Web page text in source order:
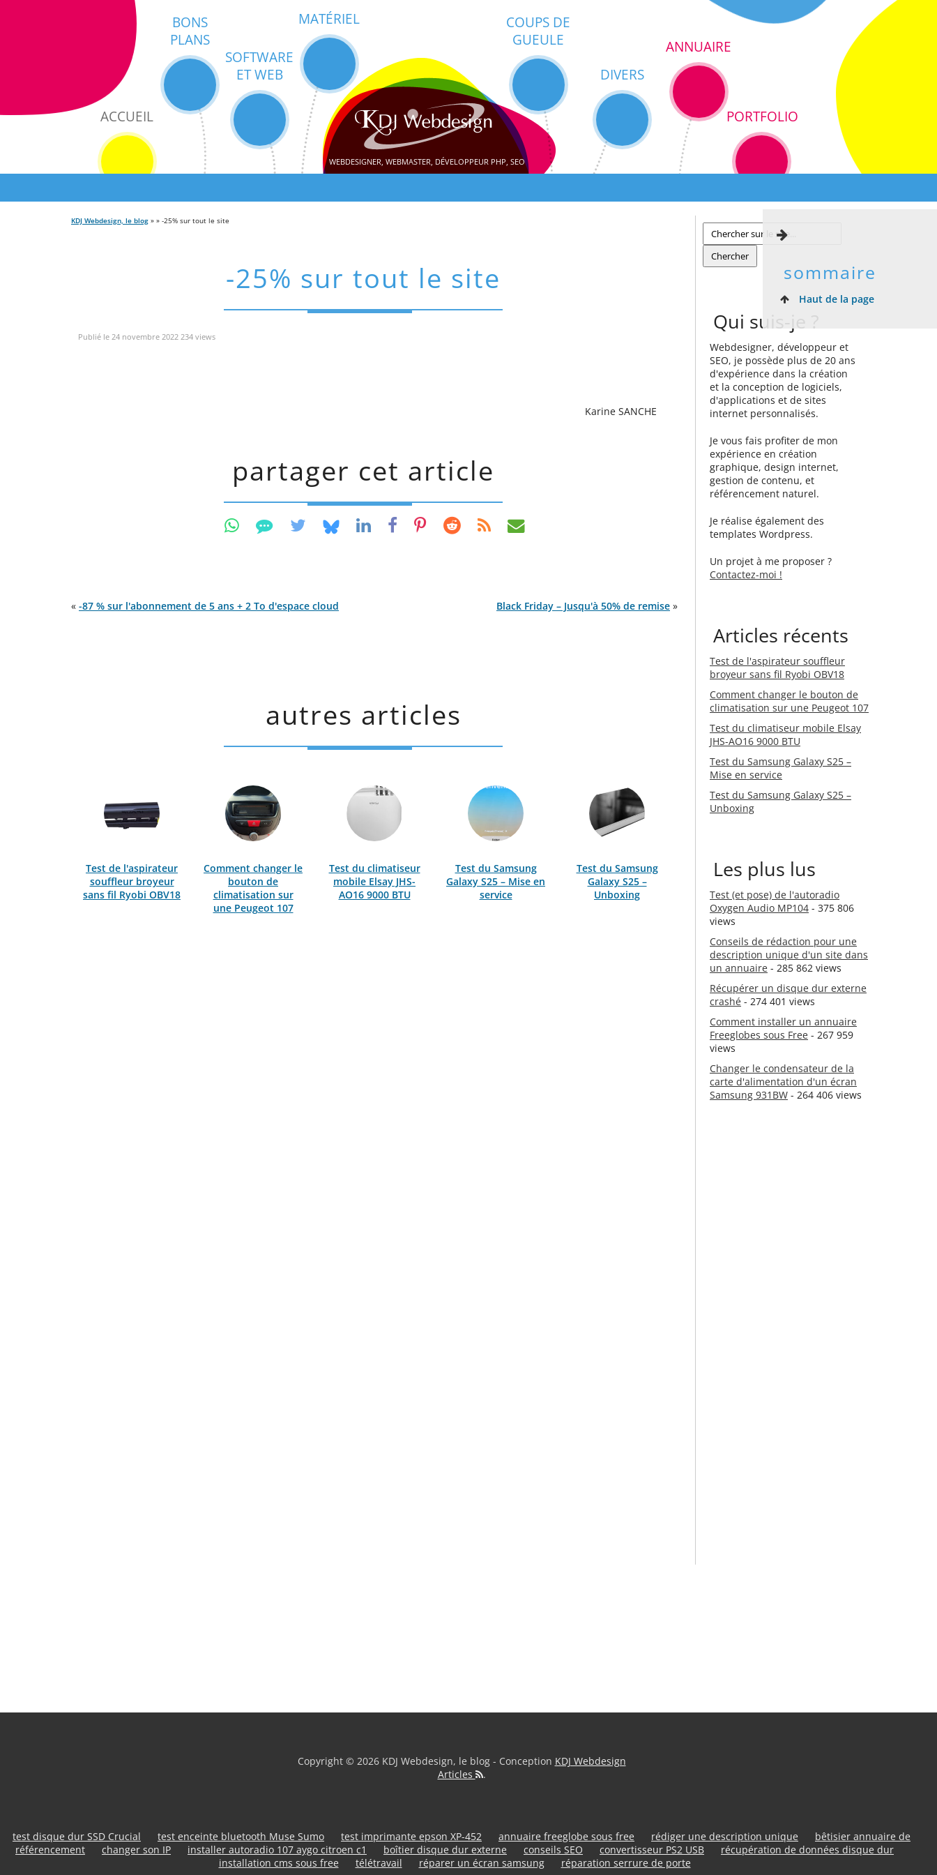
ACCUEIL
BONS
PLANS
SOFTWARE
ET WEB
MATÉRIEL
COUPS DE
GUEULE
DIVERS
ANNUAIRE
PORTFOLIO
WEBDESIGNER, WEBMASTER, DÉVELOPPEUR PHP, SEO
KDJ Webdesign, le blog » » -25% sur tout le site
-25% sur tout le site sommaire
Haut de la page
Publié le 24 novembre 2022 234 views
Karine SANCHE
partager cet article
« -87 % sur l'abonnement de 5 ans + 2 To d'espace cloud Black Friday – Jusqu'à 50% de remise »
autres articles
Test de l'aspirateur
souffleur broyeur
sans fil Ryobi OBV18
Comment changer le
bouton de
climatisation sur
une Peugeot 107
Test du climatiseur
mobile Elsay JHS-
AO16 9000 BTU
Test du Samsung
Galaxy S25 – Mise en
service
Test du Samsung
Galaxy S25 –
Unboxing
Qui suis-je ?
Webdesigner, développeur et
SEO, je possède plus de 20 ans
d'expérience dans la création
et la conception de logiciels,
d'applications et de sites
internet personnalisés.
Je vous fais profiter de mon
expérience en création
graphique, design internet,
gestion de contenu, et
référencement naturel.
Je réalise également des
templates Wordpress.
Un projet à me proposer ?
Contactez-moi !
Articles récents
Test de l'aspirateur souffleur
broyeur sans fil Ryobi OBV18
Comment changer le bouton de
climatisation sur une Peugeot 107
Test du climatiseur mobile Elsay
JHS-AO16 9000 BTU
Test du Samsung Galaxy S25 –
Mise en service
Test du Samsung Galaxy S25 –
Unboxing
Les plus lus
Test (et pose) de l'autoradio
Oxygen Audio MP104 - 375 806
views
Conseils de rédaction pour une
description unique d'un site dans
un annuaire - 285 862 views
Récupérer un disque dur externe
crashé - 274 401 views
Comment installer un annuaire
Freeglobes sous Free - 267 959
views
Changer le condensateur de la
carte d'alimentation d'un écran
Samsung 931BW - 264 406 views
Copyright © 2026 KDJ Webdesign, le blog - Conception KDJ Webdesign
Articles
.
test disque dur SSD Crucial test enceinte bluetooth Muse Sumo test imprimante epson XP-452 annuaire freeglobe sous free rédiger une description unique
bêtisier annuaire de
référencement
changer son IP installer autoradio 107 aygo citroen c1 boîtier disque dur externe conseils SEO convertisseur PS2 USB
récupération de données disque dur
installation cms sous free
télétravail réparer un écran samsung réparation serrure de porte